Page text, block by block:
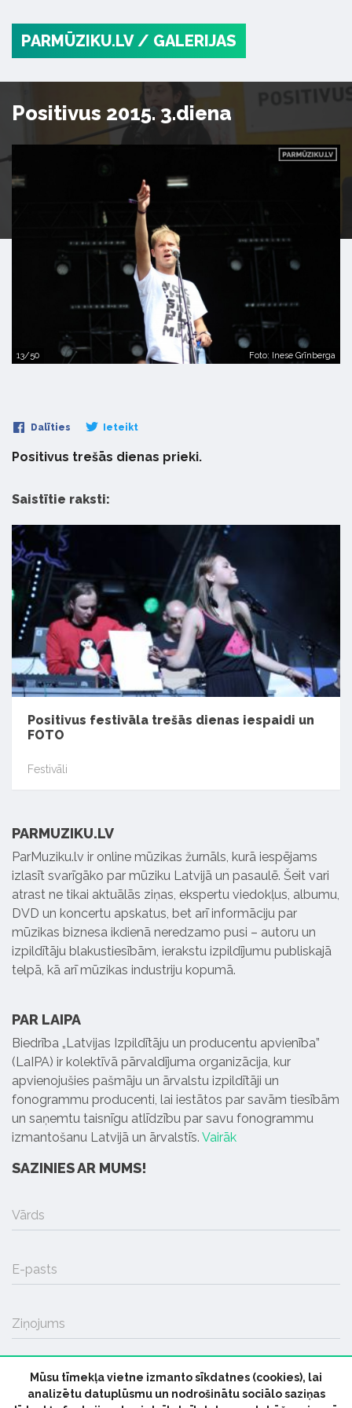
PARMŪZIKU.LV / GALERIJAS
Positivus 2015. 3.diena
13/50 Foto: Inese Grīnberga
Dalīties Ieteikt
Positivus trešās dienas prieki.
Saistītie raksti:
Positivus festivāla trešās dienas iespaidi un
FOTO
Festivāli
PARMUZIKU.LV
ParMuziku.lv ir online mūzikas žurnāls, kurā iespējams
izlasīt svarīgāko par mūziku Latvijā un pasaulē. Šeit vari
atrast ne tikai aktuālās ziņas, ekspertu viedokļus, albumu,
DVD un koncertu apskatus, bet arī informāciju par
mūzikas biznesa ikdienā neredzamo pusi – autoru un
izpildītāju blakustiesībām, ierakstu izpildījumu publiskajā
telpā, kā arī mūzikas industriju kopumā.
PAR LAIPA
Biedrība „Latvijas Izpildītāju un producentu apvienība”
(LaIPA) ir kolektīvā pārvaldījuma organizācija, kur
apvienojušies pašmāju un ārvalstu izpildītāji un
fonogrammu producenti, lai iestātos par savām tiesībām
un saņemtu taisnīgu atlīdzību par savu fonogrammu
izmantošanu Latvijā un ārvalstīs. Vairāk
SAZINIES AR MUMS!
Vārds
E-pasts
Ziņojums
SŪTĪT
Mūsu tīmekļa vietne izmanto sīkdatnes (cookies), lai
analizētu datuplūsmu un nodrošinātu sociālo saziņas